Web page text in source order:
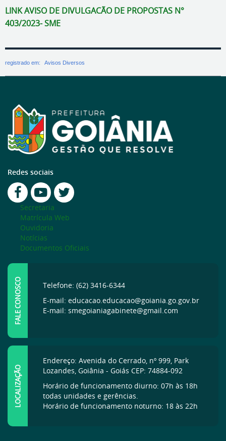
LINK AVISO DE DIVULGACÃO DE PROPOSTAS N°
403/2023- SME
registrado em: Avisos Diversos
Redes sociais
Secretaria
Matrícula Web
Ouvidoria
Notícias
Documentos Oficiais
FALE CONOSCO
Telefone: (62) 3416-6344
E-mail: educacao.educacao@goiania.go.gov.br
E-mail: smegoianiagabinete@gmail.com
LOCALIZAÇÃO
Endereço: Avenida do Cerrado, nº 999, Park
Lozandes, Goiânia - Goiás CEP: 74884-092
Horário de funcionamento diurno: 07h às 18h
todas unidades e gerências.
Horário de funcionamento noturno: 18 às 22h